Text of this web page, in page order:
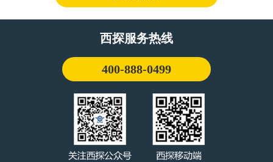
西探服务热线
400-888-0499